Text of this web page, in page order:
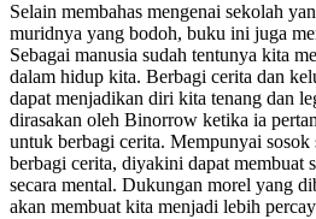
Selain membahas mengenai sekolah
muridnya yang bodoh, buku ini juga
Sebagai manusia sudah tentunya kita
dalam hidup kita. Berbagi cerita dan
dapat menjadikan diri kita tenang dan
dirasakan oleh Binorrow ketika ia
untuk berbagi cerita. Mempunyai sosok
berbagi cerita, diyakini dapat membuat
secara mental. Dukungan morel yang
akan membuat kita menjadi lebih